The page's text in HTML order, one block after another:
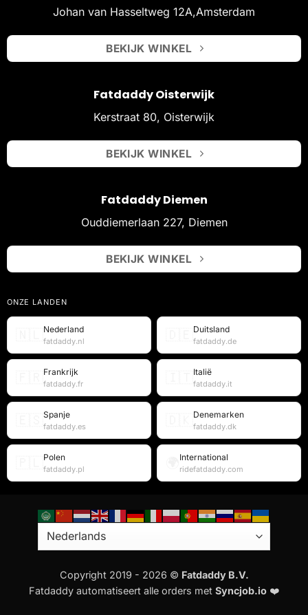
Johan van Hasseltweg 12A,Amsterdam
BEKIJK WINKEL
Fatdaddy Oisterwijk
Kerstraat 80, Oisterwijk
BEKIJK WINKEL
Fatdaddy Diemen
Ouddiemerlaan 227, Diemen
BEKIJK WINKEL
ONZE LANDEN
Nederland
fatdaddy.nl
Duitsland
fatdaddy.de
Frankrijk
fatdaddy.fr
Italië
fatdaddy.it
Spanje
fatdaddy.es
Denemarken
fatdaddy.dk
Polen
fatdaddy.pl
International
ridefatdaddy.com
Copyright 2019 - 2026 © Fatdaddy B.V.
Fatdaddy automatiseert alle orders met Syncjob.io ❤️